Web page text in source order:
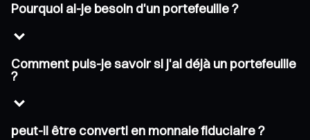
Pourquoi ai-je besoin d'un portefeuille ?
Comment puis-je savoir si j'ai déjà un portefeuille
?
peut-il être converti en monnaie fiduciaire ?